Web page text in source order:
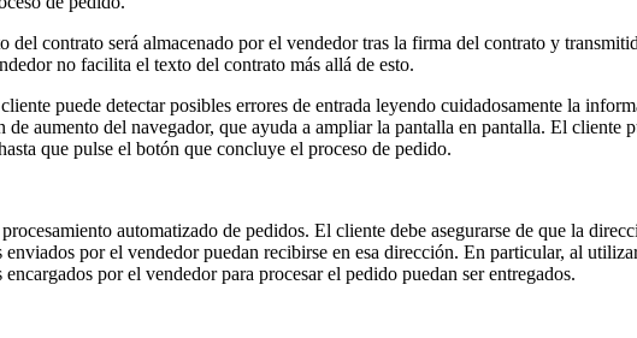
contrato será almacenado por el vendedor tras la firma del contrato y
no facilita el texto del contrato más allá de esto.
puede detectar posibles errores de entrada leyendo cuidadosamente la
aumento del navegador, que ayuda a ampliar la pantalla en pantalla. El cliente
que pulse el botón que concluye el proceso de pedido.
automatizado de pedidos. El cliente debe asegurarse de que la
por el vendedor puedan recibirse en esa dirección. En particular, al
por el vendedor para procesar el pedido puedan ser entregados.